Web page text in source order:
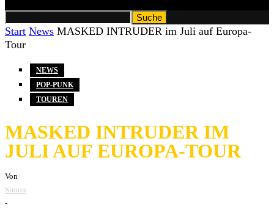
Start News MASKED INTRUDER im Juli auf Europa-
Tour
NEWS
POP-PUNK
TOUREN
MASKED INTRUDER IM
JULI AUF EUROPA-TOUR
Von
Simon
-